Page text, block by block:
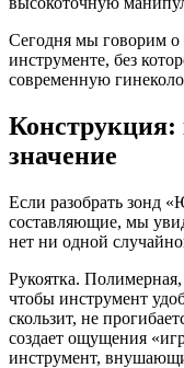
Сегодня мы говорим
инструменте, без
современную
Конструкция:
значение
Если разобрать зонд
составляющие, мы
нет ни одной
Рукоятка.
чтобы инструмент
скользит, не
создает ощущения
инструмент,